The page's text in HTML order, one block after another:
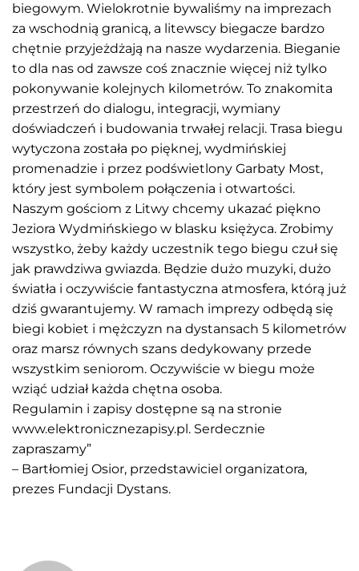
biegowym. Wielokrotnie bywaliśmy na imprezach
za wschodnią granicą, a litewscy biegacze bardzo
chętnie przyjeżdżają na nasze wydarzenia. Bieganie
to dla nas od zawsze coś znacznie więcej niż tylko
pokonywanie kolejnych kilometrów. To znakomita
przestrzeń do dialogu, integracji, wymiany
doświadczeń i budowania trwałej relacji. Trasa biegu
wytyczona została po pięknej, wydmińskiej
promenadzie i przez podświetlony Garbaty Most,
który jest symbolem połączenia i otwartości.
Naszym gościom z Litwy chcemy ukazać piękno
Jeziora Wydmińskiego w blasku księżyca. Zrobimy
wszystko, żeby każdy uczestnik tego biegu czuł się
jak prawdziwa gwiazda. Będzie dużo muzyki, dużo
światła i oczywiście fantastyczna atmosfera, którą już
dziś gwarantujemy. W ramach imprezy odbędą się
biegi kobiet i mężczyzn na dystansach 5 kilometrów
oraz marsz równych szans dedykowany przede
wszystkim seniorom. Oczywiście w biegu może
wziąć udział każda chętna osoba.
Regulamin i zapisy dostępne są na stronie
www.elektronicznezapisy.pl. Serdecznie
zapraszamy”
– Bartłomiej Osior, przedstawiciel organizatora,
prezes Fundacji Dystans.